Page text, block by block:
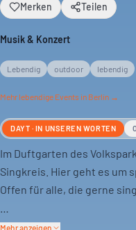
Merken Teilen
Musik & Konzert
Lebendig outdoor lebendig
Mehr lebendige Events in Berlin →
DAYT · IN UNSEREN WORTEN
Im Duftgarten des
Singkreis. Hier geht es um
Offen für alle, die gerne
Es ist ein kostenloses
Mehr anzeigen